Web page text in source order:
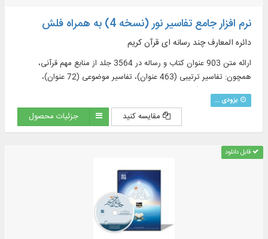
نرم افزار جامع تفاسیر نور (نسخه 4) به همراه فلش
دائره المعارف چند رسانه ای قرآن کریم
ارائه متن 903 عنوان کتاب و رساله در 3564 جلد از منابع مهم قرآنی،
همچون: تفاسیر ترتیبی (463 عنوان)، تفاسیر موضوعی (72 عنوان)،
قسمت دانشنامه)، منابع تفسیر و علوم قرآنی (319 عنوان)، فرهنگنامه‌ها (52
عنوان)، پرسمان‌های قرآنی (32 عنوان)
بزودی ...
مقایسه کنید جزئیات محصول
قابل دانلود